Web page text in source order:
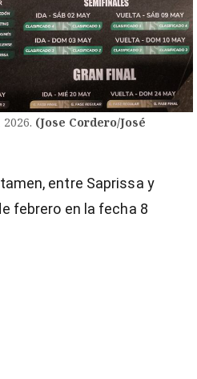
(Jose Cordero/José
entre Saprissa y
febrero en la fecha 8